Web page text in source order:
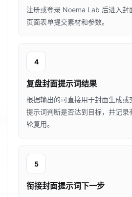
注册或登录 Noema Lab 后进入封
页面表单提交素材和参数。
4
复盘封面提示词结果
根据输出的可直接用于封面生成或
提示词判断是否达到目标，并记录
轮复用。
5
衔接封面提示词下一步